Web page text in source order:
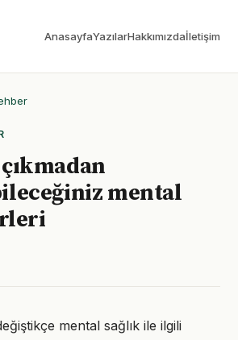
AnasayfaYazılarHakkımızdaİletişim
mental
mental sağlık ile ilgili